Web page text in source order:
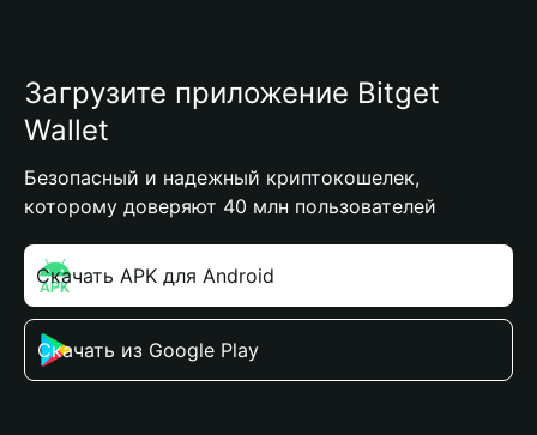
Загрузите приложение Bitget
Wallet
Безопасный и надежный криптокошелек,
которому доверяют 40 млн пользователей
Скачать APK для Android
Скачать из Google Play